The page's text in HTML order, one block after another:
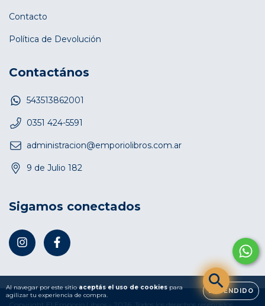
Al navegar por este sitio aceptás el uso de cookies para
agilizar tu experiencia de compra.
ENTENDIDO
Contacto
Política de Devolución
Contactános
543513862001
0351 424-5591
administracion@emporiolibros.com.ar
9 de Julio 182
Sigamos conectados